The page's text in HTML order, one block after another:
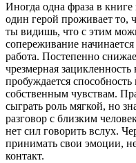
Иногда одна фраза в
один герой проживает то,
ты видишь, что с этим
сопереживание
работа. Постепенно
чрезмерная
пробуждается
собственным чувствам.
сыграть роль мягкой, но
разговор с близким
нет сил говорить вслух.
принимать свои эмоции,
контакт.